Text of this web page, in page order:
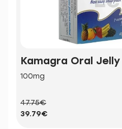
Kamagra Oral Jelly
100mg
47.75€
39.79€